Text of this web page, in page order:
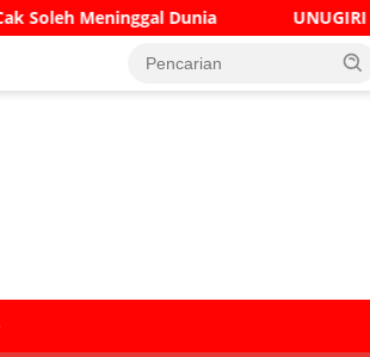
UNUGIRI Adakan Seminar Digital